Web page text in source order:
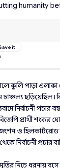
humanity
কুলি পাড়া
চাঞ্চল্য ছড়িয়েছিল।
নির্বাচনী প্রচার
প্রার্থী শংকর
ও হিলকার্টরোড
নির্বাচনী প্রচার
নিচে ধরনায় বসে